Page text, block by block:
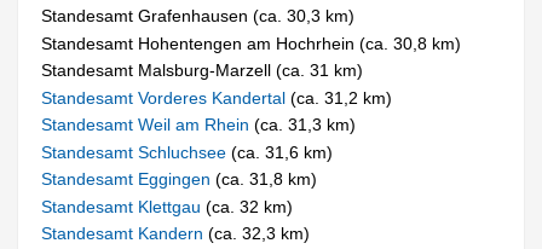
Standesamt Grafenhausen (ca. 30,3 km)
Standesamt Hohentengen am Hochrhein (ca. 30,8 km)
Standesamt Malsburg-Marzell (ca. 31 km)
Standesamt Vorderes Kandertal(ca. 31,2 km)
Standesamt Weil am Rhein(ca. 31,3 km)
Standesamt Schluchsee(ca. 31,6 km)
Standesamt Eggingen(ca. 31,8 km)
Standesamt Klettgau(ca. 32 km)
Standesamt Kandern(ca. 32,3 km)